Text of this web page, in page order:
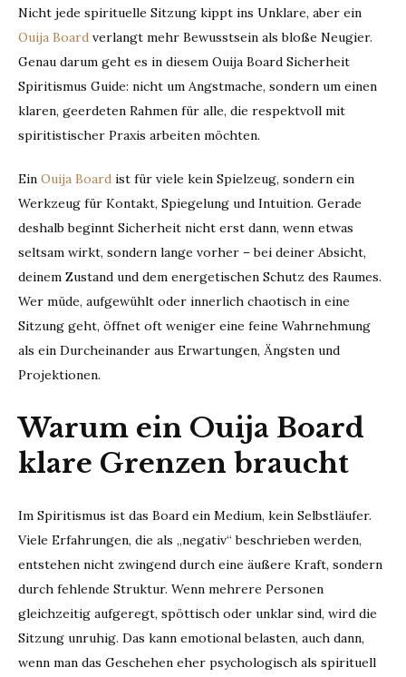
Nicht jede spirituelle Sitzung kippt ins Unklare, aber ein
Ouija Board verlangt mehr Bewusstsein als bloße Neugier.
Genau darum geht es in diesem Ouija Board Sicherheit
Spiritismus Guide: nicht um Angstmache, sondern um einen
klaren, geerdeten Rahmen für alle, die respektvoll mit
spiritistischer Praxis arbeiten möchten.
Ein Ouija Board ist für viele kein Spielzeug, sondern ein
Werkzeug für Kontakt, Spiegelung und Intuition. Gerade
deshalb beginnt Sicherheit nicht erst dann, wenn etwas
seltsam wirkt, sondern lange vorher – bei deiner Absicht,
deinem Zustand und dem energetischen Schutz des Raumes.
Wer müde, aufgewühlt oder innerlich chaotisch in eine
Sitzung geht, öffnet oft weniger eine feine Wahrnehmung
als ein Durcheinander aus Erwartungen, Ängsten und
Projektionen.
Warum ein Ouija Board
klare Grenzen braucht
Im Spiritismus ist das Board ein Medium, kein Selbstläufer.
Viele Erfahrungen, die als „negativ“ beschrieben werden,
entstehen nicht zwingend durch eine äußere Kraft, sondern
durch fehlende Struktur. Wenn mehrere Personen
gleichzeitig aufgeregt, spöttisch oder unklar sind, wird die
Sitzung unruhig. Das kann emotional belasten, auch dann,
wenn man das Geschehen eher psychologisch als spirituell